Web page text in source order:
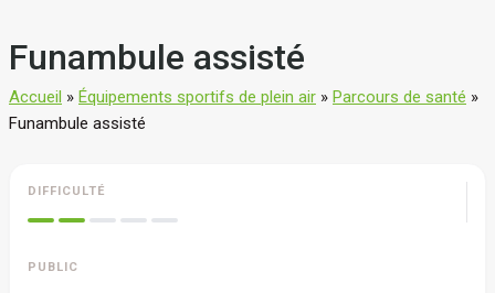
Funambule assisté
Accueil » Équipements sportifs de plein air » Parcours de santé »
Funambule assisté
DIFFICULTÉ
PUBLIC